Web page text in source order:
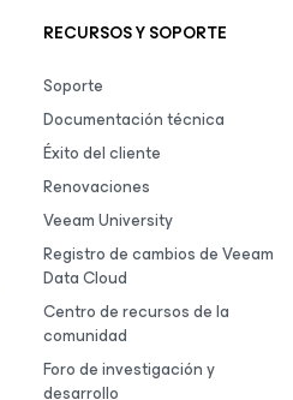
RECURSOS Y SOPORTE
Soporte
Documentación técnica
Éxito del cliente
Renovaciones
Veeam University
Registro de cambios de Veeam
Data Cloud
Centro de recursos de la
comunidad
Foro de investigación y
desarrollo